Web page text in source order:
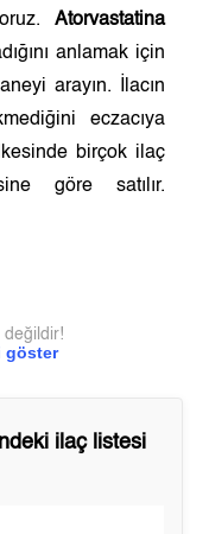
Atorvastatina
anlamak için
arayın. İlacın
eczacıya
birçok ilaç
göre satılır.
göster
değildir!
ilaç listesi